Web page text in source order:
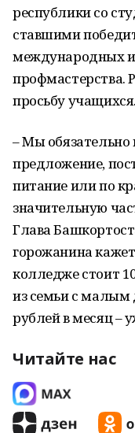
республики со
ставшими
международных и
профмастерства.
просьбу учащихся.
– Мы обязательно
предложение,
питание или по
значительную
Глава
горожанина
колледже стоит
из семьи с малым
рублей в месяц –
Читайте нас